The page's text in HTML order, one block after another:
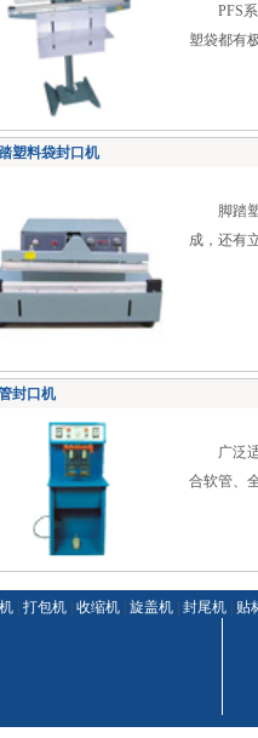
PFS系
塑袋都有
塑料袋封口机
脚踏塑
成，还有
封口机
广泛适
合软管、
| 打包机 | 收缩机 | 旋盖机 | 封尾机 | 贴